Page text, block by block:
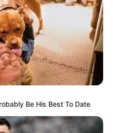
Be His Best To Date